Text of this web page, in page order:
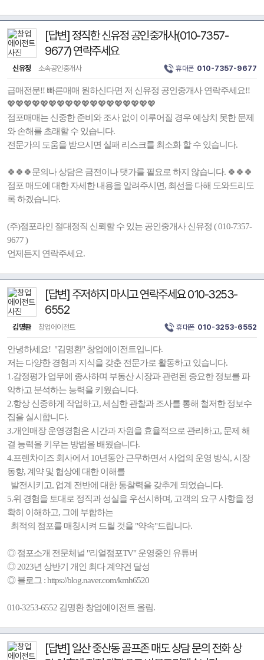
[답변] 정직한 신유정 공인중개사(010-7357-
9677) 연락주세요
신유정 소속공인중개사 휴대폰 010-7357-9677
급매전문!! 빠른매매 원하신다면 저 신유정 공인중개사 연락주세요!!
💖💖💖💖💖💖💖💖💖💖💖💖💖💖💖💖💖💖
점포매매는 신중한 준비와 조사 없이 이루어질 경우 예상치 못한 문제
와 손해를 초래할 수 있습니다.
전문가의 도움을 받으시면 실패 리스크를 최소화 할 수 있습니다.
🍀🍀🍀문의나 상담은 금전이나 댓가를 필요로 하지 않습니다. 🍀🍀🍀
점포 매도에 대한 자세한 내용을 알려주시면, 최선을 다해 도와드리도
록 하겠습니다.
(주)점포라인 절대정직 신뢰할 수 있는 공인중개사 신유정 ( 010-7357-
9677 )
언제든지 연락주세요.
[답변] 주저하지 마시고 연락주세요 010-3253-
6552
김명환 창업에이전트 휴대폰 010-3253-6552
안녕하세요! "김명환" 창업에이전트입니다.
저는 다양한 경험과 지식을 갖춘 전문가로 활동하고 있습니다.
1.감정평가 업무에 종사하며 부동산 시장과 관련된 중요한 정보를 파
악하고 분석하는 능력을 키웠습니다.
2.항상 신중하게 작업하고, 세심한 관찰과 조사를 통해 철저한 정보수
집을 실시합니다.
3.개인매장 운영경험은 시간과 자원을 효율적으로 관리하고, 문제 해
결 능력을 키우는 방법을 배웠습니다.
4.프렌차이즈 회사에서 10년동안 근무하면서 사업의 운영 방식, 시장
동향, 계약 및 협상에 대한 이해를
발전시키고, 업계 전반에 대한 통찰력을 갖추게 되었습니다.
5.위 경험을 토대로 정직과 성실을 우선시하며, 고객의 요구 사항을 정
확히 이해하고, 그에 부합하는
최적의 점포를 매칭시켜 드릴 것을 "약속"드립니다.
◎ 점포소개 전문체널 "리얼점포TV" 운영중인 유튜버
◎ 2023년 상반기 개인 최다 계약건 달성
◎ 블로그 : https://blog.naver.com/kmh6520
010-3253-6552 김명환 창업에이전트 올림.
[답변] 일산 중산동 골프존 매도 상담 문의 전화 상